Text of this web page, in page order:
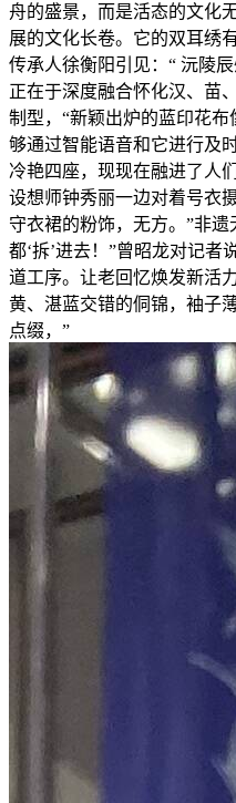
舟的盛景，而是活态的文化
展的文化长卷。它的双耳绣
传承人徐衡阳引见：“ 沅陵
正在于深度融合怀化汉、苗
制型，“新颖出炉的蓝印花
够通过智能语音和它进行及
冷艳四座，现现在融进了人
设想师钟秀丽一边对着号衣
守衣裙的粉饰，无方。”非遗
都‘拆’进去！”曾昭龙对记者
道工序。让老回忆焕发新活
黄、湛蓝交错的侗锦，袖子
点缀，”